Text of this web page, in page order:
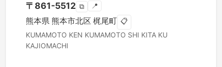
〒 861-5512 ⧉ 📍
熊本県 熊本市北区 梶尾町 📋
KUMAMOTO KEN KUMAMOTO SHI KITA KU
KAJIOMACHI